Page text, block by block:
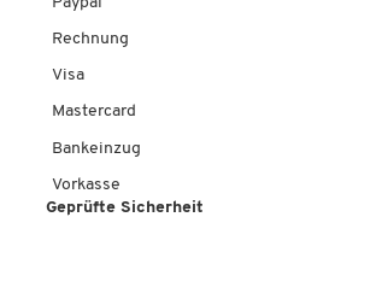
Rechnung
Visa
Mastercard
Bankeinzug
Vorkasse
Geprüfte Sicherheit